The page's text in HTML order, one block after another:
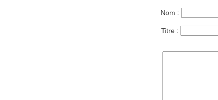
Nom :
Titre :